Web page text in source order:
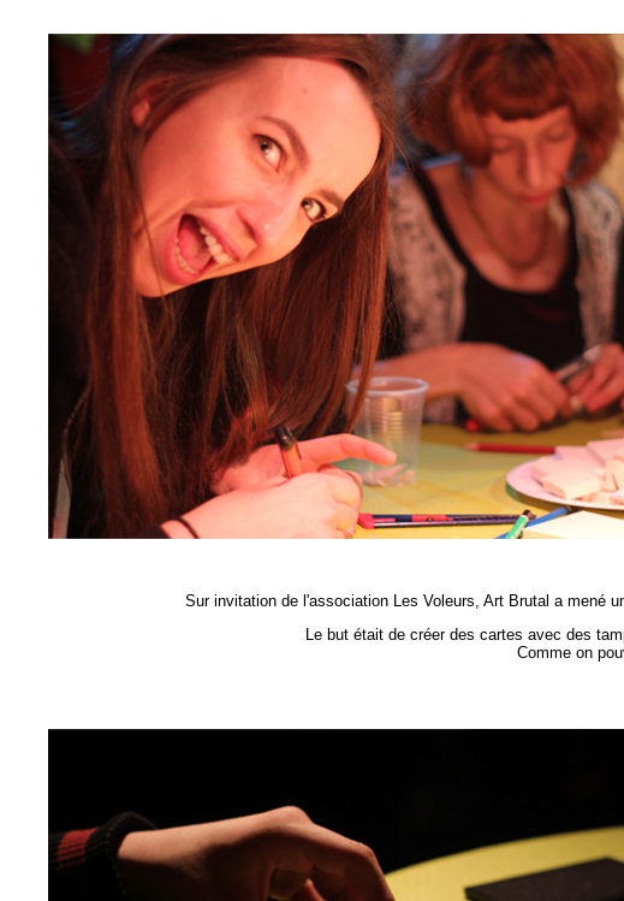
Sur invitation de l'association Les Voleurs, Art Brutal a mené
Le but était de créer des cartes avec des
Comme on